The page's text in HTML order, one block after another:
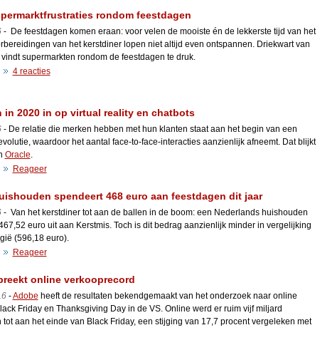
rondom feestdagen
- De feestdagen komen eraan: voor velen de mooiste én de lekkerste tijd van het
van het kerstdiner lopen niet altijd even ontspannen. Driekwart van
supermarkten rondom de feestdagen te druk.
4 reacties
in 2020 in op virtual reality en chatbots
- De relatie die merken hebben met hun klanten staat aan het begin van een
waardoor het aantal face-to-face-interacties aanzienlijk afneemt. Dat blijkt
Oracle.
Reageer
spendeert 468 euro aan feestdagen dit jaar
- Van het kerstdiner tot aan de ballen in de boom: een Nederlands huishouden
euro uit aan Kerstmis. Toch is dit bedrag aanzienlijk minder in vergelijking
(596,18 euro).
Reageer
online verkooprecord
-Adobe heeft de resultaten bekendgemaakt van het onderzoek naar online
Friday en Thanksgiving Day in de VS. Online werd er ruim vijf miljard
aan het einde van Black Friday, een stijging van 17,7 procent vergeleken met